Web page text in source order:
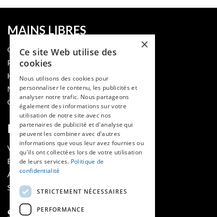
MAINS LIBRES
QUI SOMMES-NOUS
PUBLIER DANS LA REVUE
HES-SO
MÉDECINE ET HYGIÈNE
CONTACT
RUBRIQUES
VOIR LES NUMÉROS
ÉVÈNEMENTS MAINS LIBRES
AGENDA
SOUTIENS
SUIVEZ-NOUS
×
Ce site Web utilise des
cookies
Nous utilisons des cookies pour
personnaliser le contenu, les publicités et
analyser notre trafic. Nous partageons
également des informations sur votre
utilisation de notre site avec nos
partenaires de publicité et d'analyse qui
peuvent les combiner avec d'autres
informations que vous leur avez fournies ou
qu'ils ont collectées lors de votre utilisation
de leurs services. Politique de
confidentialité
STRICTEMENT NÉCESSAIRES
PERFORMANCE